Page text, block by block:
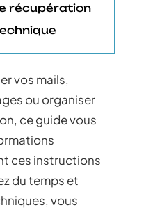
récupération
vos mails,
ou organiser
ce guide vous
ces instructions
du temps et
vous